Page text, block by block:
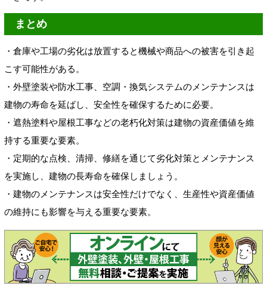
まとめ
・倉庫や工場の劣化は放置すると機械や商品への被害を引き起
こす可能性がある。
・外壁塗装や防水工事、空調・換気システムのメンテナンスは
建物の寿命を延ばし、安全性を確保するために必要。
・遮熱塗料や屋根工事などの老朽化対策は建物の資産価値を維
持する重要な要素。
・定期的な点検、清掃、修繕を通じて劣化対策とメンテナンス
を実施し、建物の長寿命を確保しましょう。
・建物のメンテナンスは安全性だけでなく、生産性や資産価値
の維持にも影響を与える重要な要素。